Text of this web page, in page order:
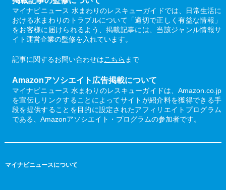
マイナビニュース 水まわりのレスキューガイドでは、日常生活に
おける水まわりのトラブルについて「適切で正しく有益な情報」
をお客様に届けられるよう、掲載記事には、当該ジャンル情報サ
イト運営企業の監修を入れています。
記事に関するお問い合わせはこちら まで
Amazonアソシエイト広告掲載について
マイナビニュース 水まわりのレスキューガイドは、Amazon.co.jp
を宣伝しリンクすることによってサイトが紹介料を獲得できる手
段を提供することを目的に設定されたアフィリエイトプログラム
である、Amazonアソシエイト・プログラムの参加者です。
マイナビニュースについて